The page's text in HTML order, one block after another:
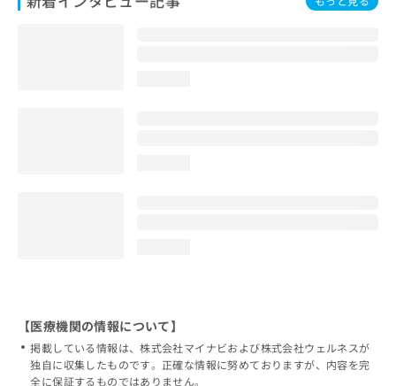
【医療機関の情報について】
掲載している情報は、株式会社マイナビおよび株式会社ウェルネスが
独自に収集したものです。正確な情報に努めておりますが、内容を完
全に保証するものではありません。